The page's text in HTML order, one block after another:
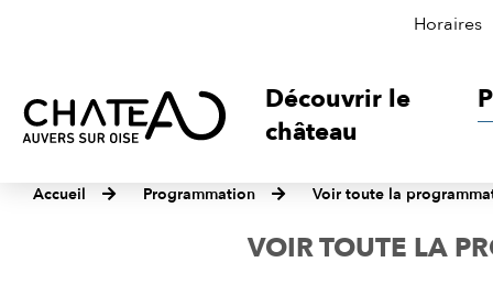
Horaires
Découvrir le
château
Accueil Programmation Voir toute la
VOIR TOUTE LA